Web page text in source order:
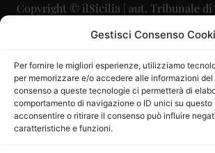
Gestisci Consenso
Per fornire le migliori esperienze, utilizziamo
per memorizzare e/o accedere alle informazioni del
consenso a queste tecnologie ci permetterà di
comportamento di navigazione o ID unici su questo
acconsentire o ritirare il consenso può influire
caratteristiche e funzioni.
Copyright © ilSicilia | aut. Tribunale di
29/09/2015
Direttore Editoriale: Maurizio
Direttore Responsabile: Maria